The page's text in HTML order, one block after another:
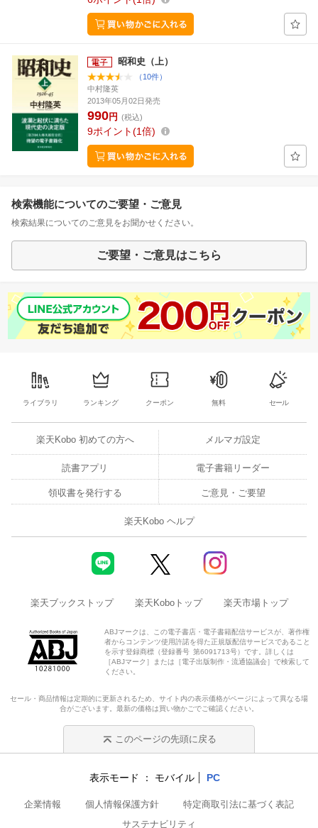
昭和史（上）
（10件）
中村隆英
2013年05月02日発売
990円 (税込)
9ポイント 1倍
検索機能についてのご要望・ご意見
検索結果についてのご意見をお聞かせください。
ご要望・ご意見はこちら
ライブラリ ランキング クーポン 無料 セール
楽天Kobo 初めての方へ メルマガ設定
読書アプリ 電子書籍リーダー
領収書を発行する ご意見・ご要望
楽天Kobo ヘルプ
楽天ブックストップ 楽天Koboトップ 楽天市場トップ
ABJマークは、この電子書店・電子書籍配信サービスが、著作権
者からコンテンツ使用許諾を得た正規版配信サービスであること
を示す登録商標（登録番号 第6091713号）です。詳しくは
［ABJマーク］または［電子出版制作・流通協議会］で検索して
ください。
セール・商品情報は定期的に更新されるため、サイト内の表示価格がページによって異なる場
合がございます。最新の価格は買い物かごでご確認ください。
このページの先頭に戻る
表示モード モバイル PC
企業情報 個人情報保護方針
特定商取引法に基づく表記
サステナビリティ